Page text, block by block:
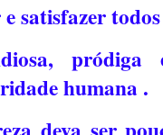
satisfazer
humana .